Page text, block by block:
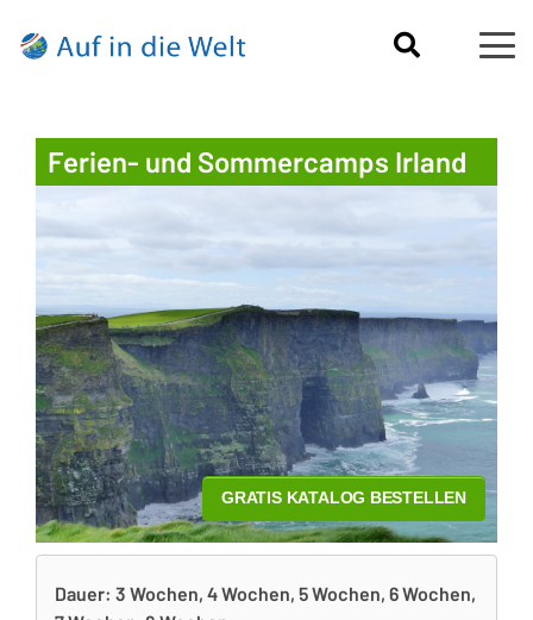
Ferien- und Sommercamps Irland
Dauer: 3 Wochen, 4 Wochen, 5 Wochen, 6 Wochen,